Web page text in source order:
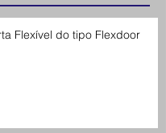
Flexível do tipo Flexdoor